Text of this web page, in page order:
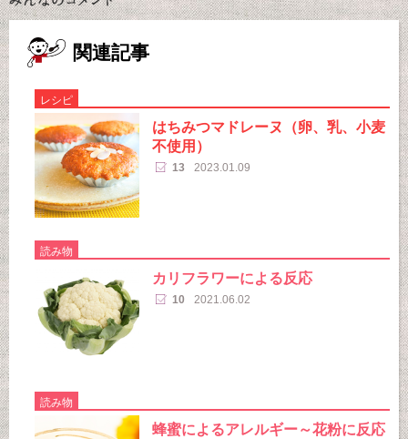
関連記事
レシピ
はちみつマドレーヌ（卵、乳、小麦
不使用）
13 2023.01.09
読み物
カリフラワーによる反応
10 2021.06.02
読み物
蜂蜜によるアレルギー～花粉に反応